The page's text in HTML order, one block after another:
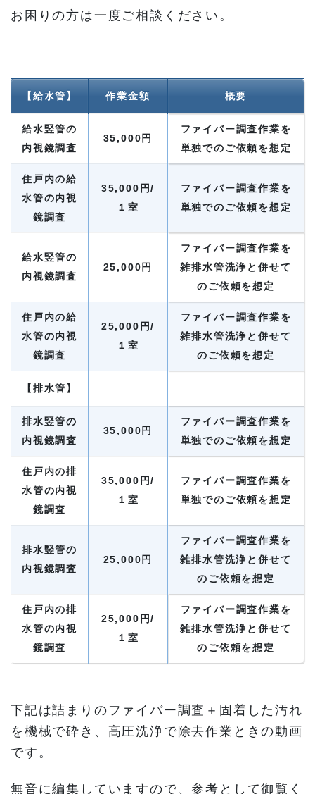
お困りの方は一度ご相談ください。
【給水管】 作業金額 概要
給水竪管の
内視鏡調査
35,000円
ファイバー調査作業を
単独でのご依頼を想定
住戸内の給
水管の内視
鏡調査
35,000円/
１室
ファイバー調査作業を
単独でのご依頼を想定
給水竪管の
内視鏡調査
25,000円
ファイバー調査作業を
雑排水管洗浄と併せて
のご依頼を想定
住戸内の給
水管の内視
鏡調査
25,000円/
１室
ファイバー調査作業を
雑排水管洗浄と併せて
のご依頼を想定
【排水管】
排水竪管の
内視鏡調査
35,000円
ファイバー調査作業を
単独でのご依頼を想定
住戸内の排
水管の内視
鏡調査
35,000円/
１室
ファイバー調査作業を
単独でのご依頼を想定
排水竪管の
内視鏡調査
25,000円
ファイバー調査作業を
雑排水管洗浄と併せて
のご依頼を想定
住戸内の排
水管の内視
鏡調査
25,000円/
１室
ファイバー調査作業を
雑排水管洗浄と併せて
のご依頼を想定
下記は詰まりのファイバー調査＋固着した汚れ
を機械で砕き、高圧洗浄で除去作業ときの動画
です。
無音に編集していますので、参考として御覧く